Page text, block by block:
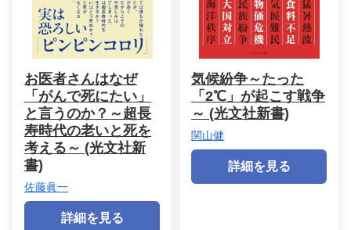
お医者さんはなぜ
「がんで死にたい」
と言うのか？～超長
寿時代の老いと死を
考える～ (光文社新
書)
佐藤眞一
詳細を見る
気候紛争～たった
「2℃」が起こす戦争
～ (光文社新書)
関山健
詳細を見る